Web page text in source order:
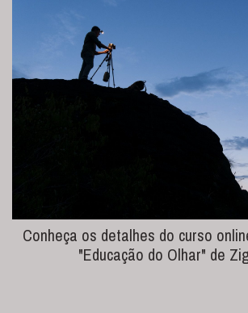
Conheça os detalhes do curso
"Educação do Olhar" de